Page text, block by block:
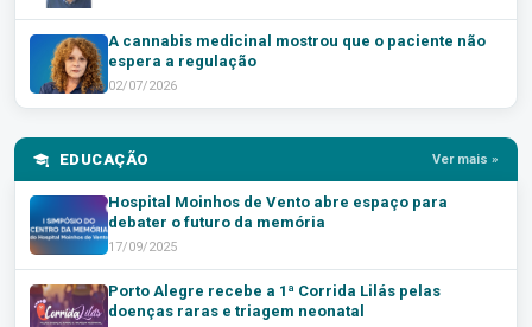
A cannabis medicinal mostrou que o paciente não
espera a regulação
02/07/2026
EDUCAÇÃO Ver mais »
Hospital Moinhos de Vento abre espaço para
debater o futuro da memória
17/09/2025
Porto Alegre recebe a 1ª Corrida Lilás pelas
doenças raras e triagem neonatal